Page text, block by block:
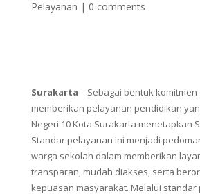
Pelayanan | 0 comments
Surakarta – Sebagai bentuk komitmen
memberikan pelayanan pendidikan
Negeri 10 Kota Surakarta menetapkan
Standar pelayanan ini menjadi
warga sekolah dalam memberikan
transparan, mudah diakses, serta
kepuasan masyarakat. Melalui standar